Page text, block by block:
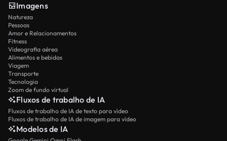
Imagens
Natureza
Pessoas
Amor e Relacionamentos
Fitness
Videografia aérea
Alimentos e bebidas
Viagem
Transporte
Tecnologia
Zoom de fundo virtual
Fluxos de trabalho de IA
Fluxos de trabalho de IA de texto para vídeo
Fluxos de trabalho de IA de imagem para vídeo
Modelos de IA